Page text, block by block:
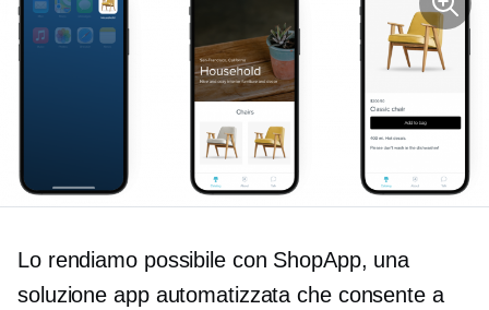
Lo rendiamo possibile con ShopApp, una
soluzione app automatizzata che consente a